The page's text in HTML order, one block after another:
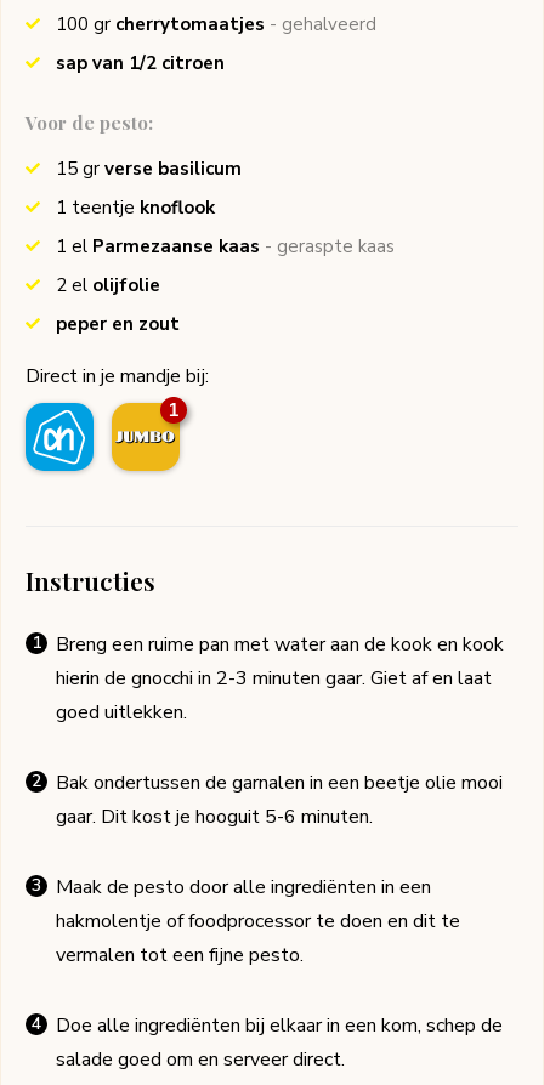
100 gr cherrytomaatjes - gehalveerd
sap van 1/2 citroen
Voor de pesto:
15 gr verse basilicum
1 teentje knoflook
1 el Parmezaanse kaas - geraspte kaas
2 el olijfolie
peper en zout
Direct in je mandje bij:
1
Instructies
Breng een ruime pan met water aan de kook en kook
hierin de gnocchi in 2-3 minuten gaar. Giet af en laat
goed uitlekken.
Bak ondertussen de garnalen in een beetje olie mooi
gaar. Dit kost je hooguit 5-6 minuten.
Maak de pesto door alle ingrediënten in een
hakmolentje of foodprocessor te doen en dit te
vermalen tot een fijne pesto.
Doe alle ingrediënten bij elkaar in een kom, schep de
salade goed om en serveer direct.